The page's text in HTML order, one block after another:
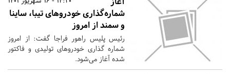
شماره‌گذاری خودروهای تیبا، ساینا
و سمند از امروز
رئیس پلیس راهور فراجا گفت: از امروز
شماره گذاری خودروهای تولیدی و فاکتور
شده آغاز می‌شود.